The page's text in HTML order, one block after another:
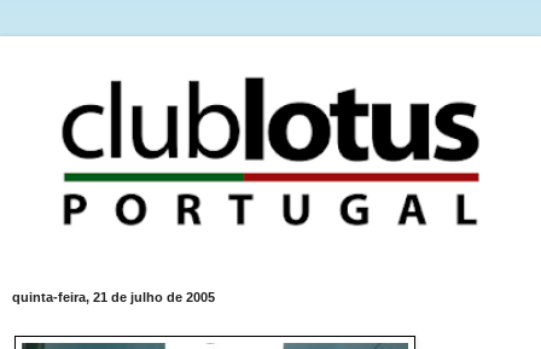
quinta-feira, 21 de julho de 2005